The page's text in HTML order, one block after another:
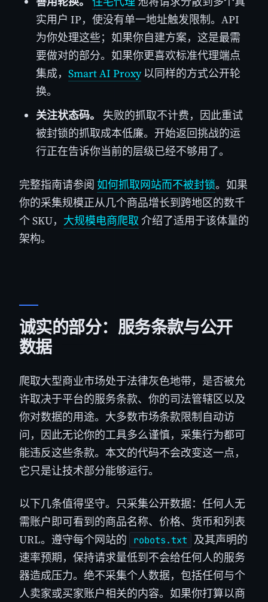
实用户 IP，使没有单一地址触发限制。API
为你处理这些；如果你自建方案，这是最需
要做对的部分。如果你更喜欢标准代理端点
集成， Smart AI Proxy以同样的方式公开轮
换。
关注状态码。
失败的抓取不计费，因此重试
被封锁的抓取成本低廉。开始返回挑战的运
行正在告诉你当前的层级已经不够用了。
完整指南请参阅 如何抓取网站而不被封锁。如果
你的采集规模正从几个商品增长到跨地区的数千
个 SKU， 大规模电商爬取 介绍了适用于该体量的
架构。
诚实的部分：服务条款与公开
数据
爬取大型商业市场处于法律灰色地带，是否被允
许取决于平台的服务条款、你的司法管辖区以及
你对数据的用途。大多数市场条款限制自动访
问，因此无论你的工具多么谨慎，采集行为都可
能违反这些条款。本文的代码不会改变这一点，
它只是让技术部分能够运行。
以下几条值得坚守。只采集公开数据：任何人无
需账户即可看到的商品名称、价格、货币和列表
URL。遵守每个网站的
robots.txt 及其声明的
速率预期，保持请求量低到不会给任何人的服务
器造成压力。绝不采集个人数据，包括任何与个
人卖家或买家账户相关的内容。如果你打算以商